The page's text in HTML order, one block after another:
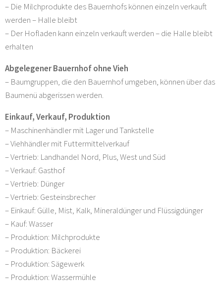
– Die Milchprodukte des Bauernhofs können einzeln verkauft
werden – Halle bleibt
– Der Hofladen kann einzeln verkauft werden – die Halle bleibt
erhalten
Abgelegener Bauernhof ohne Vieh
– Baumgruppen, die den Bauernhof umgeben, können über das
Baumenü abgerissen werden.
Einkauf, Verkauf, Produktion
– Maschinenhändler mit Lager und Tankstelle
– Viehhändler mit Futtermittelverkauf
– Vertrieb: Landhandel Nord, Plus, West und Süd
– Verkauf: Gasthof
– Vertrieb: Dünger
– Vertrieb: Gesteinsbrecher
– Einkauf: Gülle, Mist, Kalk, Mineraldünger und Flüssigdünger
– Kauf: Wasser
– Produktion: Milchprodukte
– Produktion: Bäckerei
– Produktion: Sägewerk
– Produktion: Wassermühle